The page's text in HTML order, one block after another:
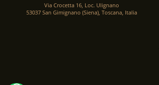
Via Crocetta 16, Loc. Ulignano
53037 San Gimignano (Siena), Toscana, Italia